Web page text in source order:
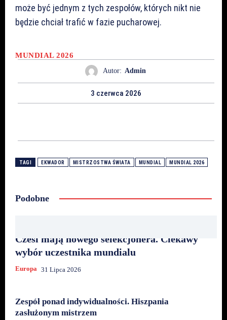
może być jednym z tych zespołów, których nikt nie
będzie chciał trafić w fazie pucharowej.
MUNDIAL 2026
Autor: Admin
3 czerwca 2026
TAGI EKWADOR MISTRZOSTWA ŚWIATA MUNDIAL MUNDIAL 2026
Podobne
Czesi mają nowego selekcjonera. Ciekawy
wybór uczestnika mundialu
Europa 31 Lipca 2026
Zespół ponad indywidualności. Hiszpania
zasłużonym mistrzem